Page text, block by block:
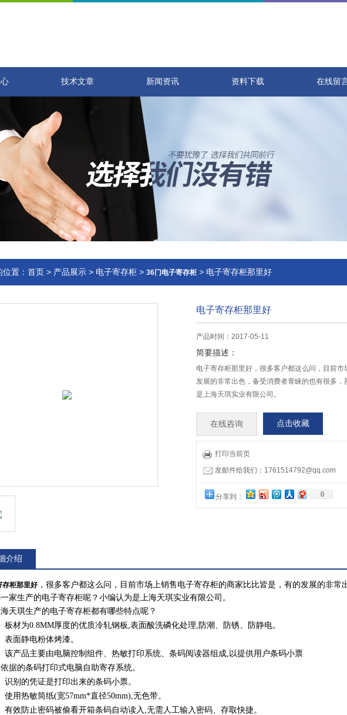
技术文章 新闻资讯 资料下载 在线留
置： 首页 > 产品展示 > 电子寄存柜 > 36门电子寄存柜> 电子寄存柜那里好
电子寄存柜那里好
产品时间：2017-05-11
简要描述：
电子寄存柜那里好，很多客户都这么问，目前
发展的非常出色，备受消费者青睐的也有很多
是上海天琪实业有限公司。
在线咨询 点击收藏
打印当前页
发邮件给我们：1761514792@qq.com
分享到： 0
介绍
柜那里好，很多客户都这么问，目前市场上销售电子寄存柜的商家比比皆是，有的发展的非常
家生产的电子寄存柜呢？小编认为是上海天琪实业有限公司。
琪生产的电子寄存柜都有哪些特点呢？
为0.8MM厚度的优质冷轧钢板,表面酸洗磷化处理,防潮、防锈、防静电。
静电粉体烤漆。
品主要由电脑控制组件、热敏打印系统、条码阅读器组成,以提供用户条码小票
据的条码打印式电脑自助寄存系统。
的凭证是打印出来的条码小票。
热敏筒纸(宽57mm*直径50mm),无色带。
防止密码被偷看开箱条码自动读入,无需人工输入密码、存取快捷。